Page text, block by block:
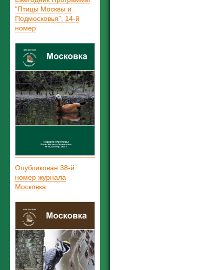
"Птицы Москвы и
Подмосковья", 14-й
номер
Опубликован 38-й
номер журнала
Московка